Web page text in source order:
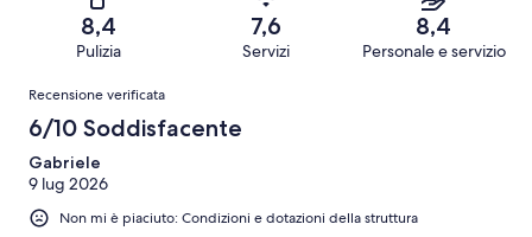
recensioni
recensioni
recensioni
Terribile.
su
1655
recensioni
8,4
Pulizia
7,6
Servizi
8,4
Personale e servizio
Recensioni
Recensione verificata
6/10 Soddisfacente
Gabriele
9 lug 2026
Non mi è piaciuto: Condizioni e dotazioni della struttura